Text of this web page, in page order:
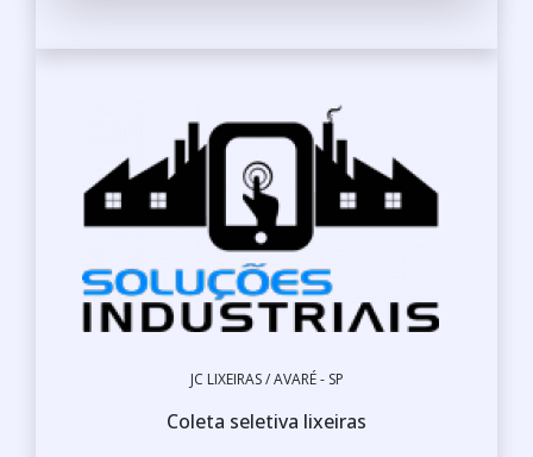
JC LIXEIRAS / AVARÉ - SP
Coleta seletiva lixeiras